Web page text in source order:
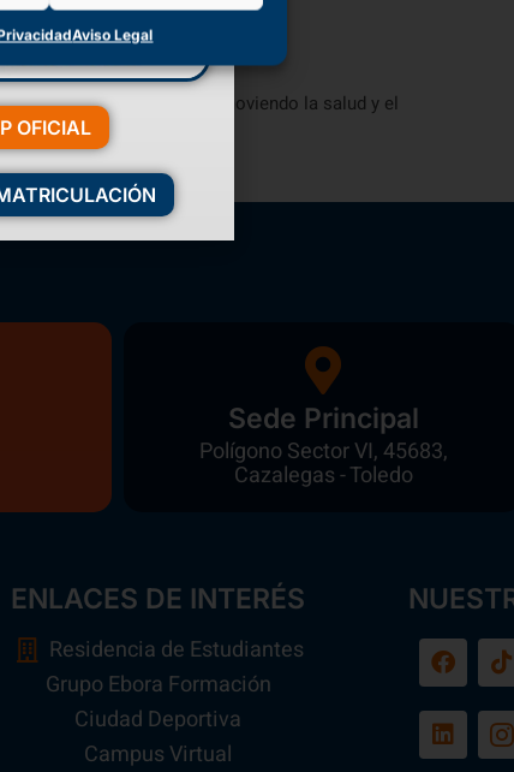
Aviso Legal
diferentes objetivos, promoviendo la salud y el
Sede Principal
Polígono Sector VI, 45683,
Cazalegas - Toledo
ENLACES DE INTERÉS
Residencia de Estudiantes
Grupo Ebora Formación
Ciudad Deportiva
Campus Virtual
OFICIAL